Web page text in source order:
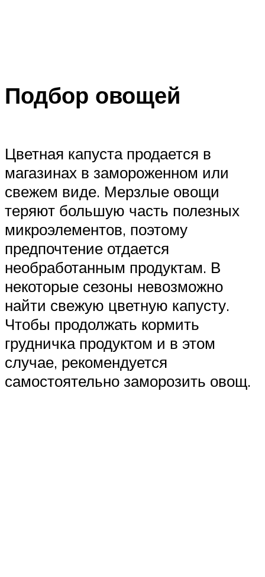
Подбор овощей
Цветная капуста продается в
магазинах в замороженном или
свежем виде. Мерзлые овощи
теряют большую часть полезных
микроэлементов, поэтому
предпочтение отдается
необработанным продуктам. В
некоторые сезоны невозможно
найти свежую цветную капусту.
Чтобы продолжать кормить
грудничка продуктом и в этом
случае, рекомендуется
самостоятельно заморозить овощ.